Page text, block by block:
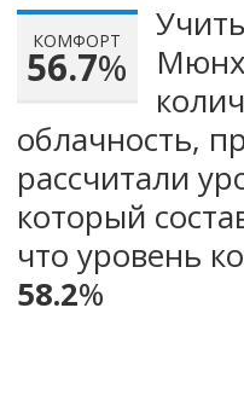
КОМФОРТ
56.7%
облачность,
рассчитали
который
что уровень
58.2%